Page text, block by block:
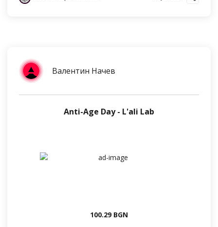
Валентин Начев
Anti-Age Day - L'ali Lab
100.29 BGN